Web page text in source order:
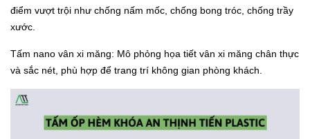
điểm vượt trội như chống nấm mốc, chống bong tróc, chống trầy
xước.
Tấm nano vân xi măng: Mô phỏng họa tiết vân xi măng chân thực
và sắc nét, phù hợp để trang trí không gian phòng khách.